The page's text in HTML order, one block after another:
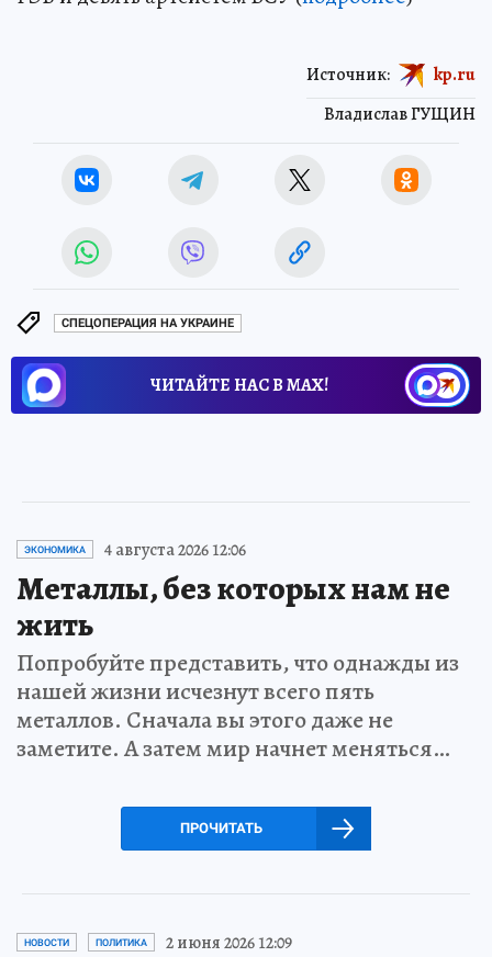
Владислав ГУЩИН
Источник: kp.ru
СПЕЦОПЕРАЦИЯ НА УКРАИНЕ
ЧИТАЙТЕ НАС В МАХ!
ЭКОНОМИКА 4 августа 2026 12:06
Металлы, без которых нам не
жить
Попробуйте представить, что однажды из
нашей жизни исчезнут всего пять
металлов. Сначала вы этого даже не
заметите. А затем мир начнет меняться…
ПРОЧИТАТЬ
НОВОСТИ ПОЛИТИКА 2 июня 2026 12:09